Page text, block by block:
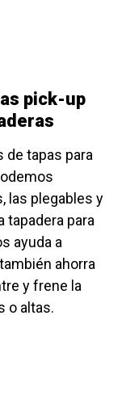
pick-up
de tapas para
las plegables y
tapadera para
ayuda a
ahorra
y frene la
o altas.